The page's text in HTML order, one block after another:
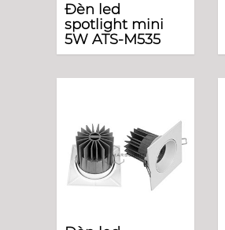
Đèn led
spotlight mini
5W ATS-M535